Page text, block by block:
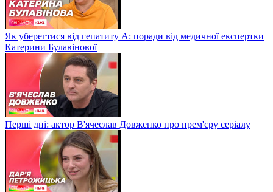
Як уберегтися від гепатиту А: поради від медичної експертки
Катерини Булавінової
Перші дні: актор В'ячеслав Довженко про прем'єру серіалу